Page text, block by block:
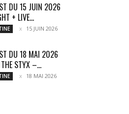
DU 15 JUIN 2026
+ LIVE...
15 JUIN 2026
DU 18 MAI 2026
STYX –...
18 MAI 2026